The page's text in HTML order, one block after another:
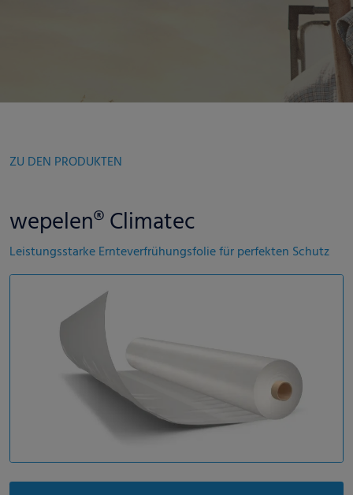
ZU DEN PRODUKTEN
wepelen® Climatec
Leistungsstarke Ernteverfrühungsfolie für perfekten Schutz